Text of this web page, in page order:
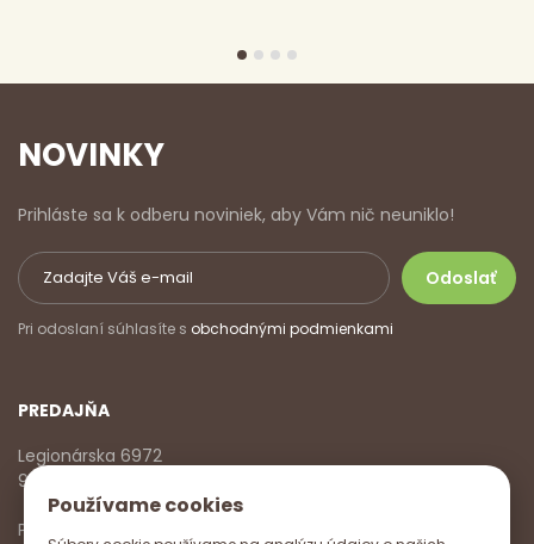
Používame cookies
NOVINKY
Prihláste sa k odberu noviniek, aby Vám nič neuniklo!
Pri odoslaní súhlasíte s obchodnými podmienkami
PREDAJŇA
Legionárska 6972
911 01 Trenčín
Pondelok - Piatok